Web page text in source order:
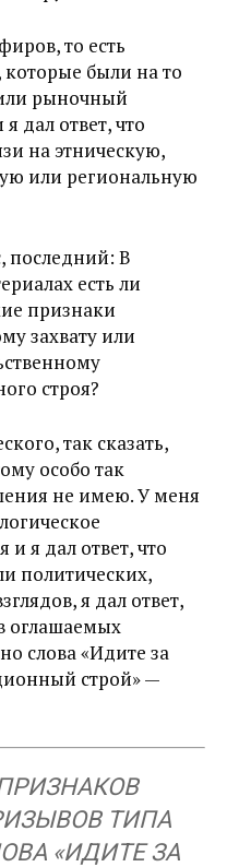
то есть
были на то
рыночный
дал ответ, что
на этническую,
или региональную
последний: В
есть ли
признаки
захвату или
строя?
так сказать,
особо так
не имею. У меня
я дал ответ, что
политических,
я дал ответ,
оглашаемых
слова «Идите за
строй» —
ТИПА
«ИДИТЕ ЗА